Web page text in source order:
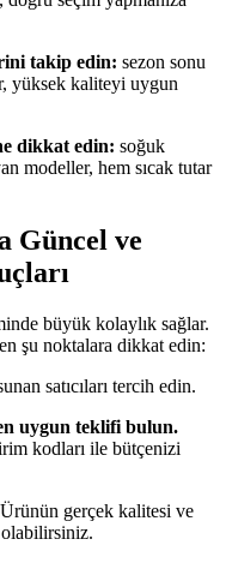
takip edin: sezon sonu
yüksek kaliteyi uygun
dikkat edin: soğuk
modeller, hem sıcak tutar
Güncel ve
büyük kolaylık sağlar.
şu noktalara dikkat edin:
satıcıları tercih edin.
uygun teklifi bulun.
kodları ile bütçenizi
Ürünün gerçek kalitesi ve